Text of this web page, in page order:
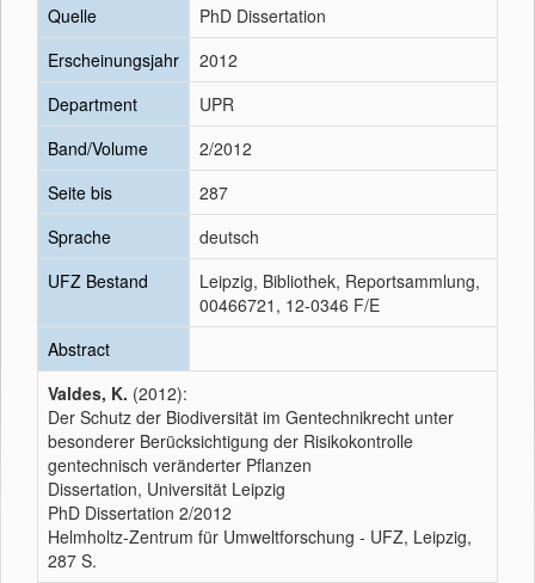
Quelle
PhD Dissertation
Erscheinungsjahr
2012
Department
UPR
Band/Volume
2/2012
Seite bis
287
Sprache
deutsch
UFZ Bestand
Leipzig, Bibliothek, Reportsammlung,
00466721, 12-0346 F/E
Abstract
Valdes, K. (2012):
Der Schutz der Biodiversität im Gentechnikrecht unter
besonderer Berücksichtigung der Risikokontrolle
gentechnisch veränderter Pflanzen
Dissertation, Universität Leipzig
PhD Dissertation 2/2012
Helmholtz-Zentrum für Umweltforschung - UFZ, Leipzig,
287 S.